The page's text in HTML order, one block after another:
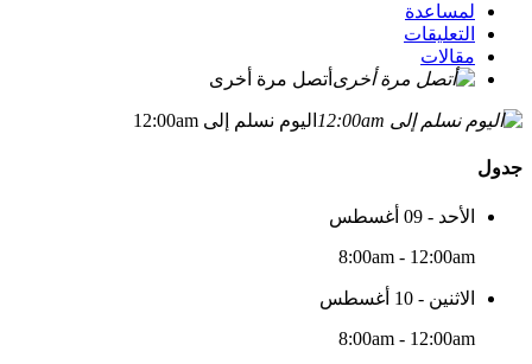
لمساعدة
التعليقات
مقالات
أتصل مرة أخرى
اليوم نسلم إلى 12:00am
جدول
الأحد - 09 أغسطس
8:00am - 12:00am
الاثنين - 10 أغسطس
8:00am - 12:00am